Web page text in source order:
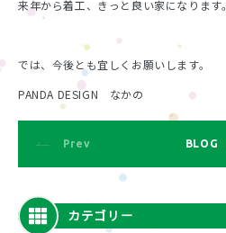
来年から着工、きっと良い家になります。
では、今後とも宜しくお願いします。
PANDA DESIGN なかの
Prev BLOG
カテゴリー